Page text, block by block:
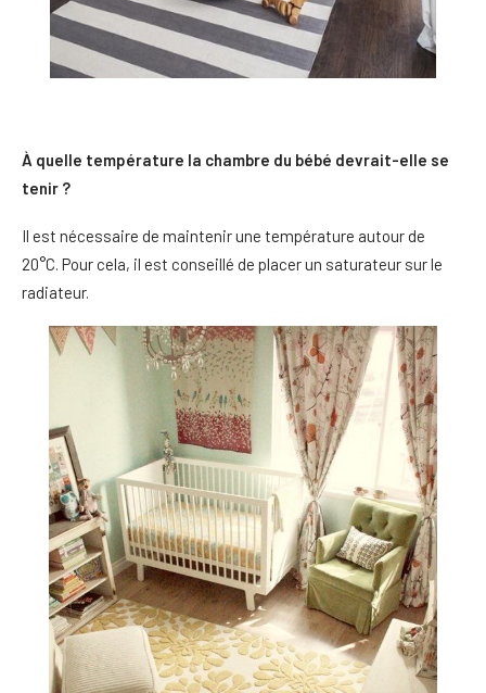
À quelle température la chambre du bébé devrait-elle se
tenir ?
Il est nécessaire de maintenir une température autour de
20°C. Pour cela, il est conseillé de placer un saturateur sur le
radiateur.